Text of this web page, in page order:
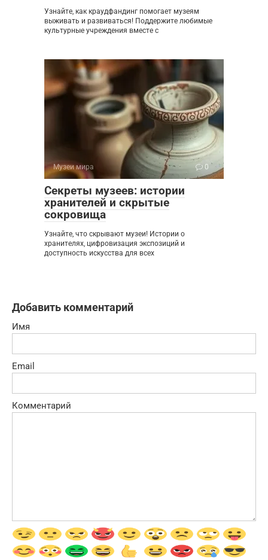
Узнайте, как краудфандинг помогает музеям
выживать и развиваться! Поддержите любимые
культурные учреждения вместе с
Музеи мира 0
Секреты музеев: истории
хранителей и скрытые
сокровища
Узнайте, что скрывают музеи! Истории о
хранителях, цифровизация экспозиций и
доступность искусства для всех
Добавить комментарий
Имя
Email
Комментарий